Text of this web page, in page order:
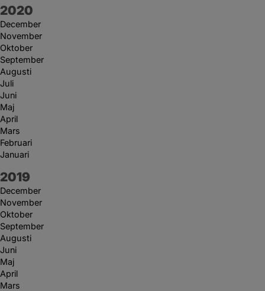
År:
2020
December
November
Oktober
September
Augusti
Juli
Juni
Maj
April
Mars
Februari
Januari
År:
2019
December
November
Oktober
September
Augusti
Juni
Maj
April
Mars